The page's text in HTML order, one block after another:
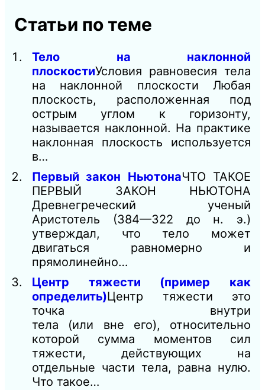
Статьи по теме
Тело на наклонной
плоскостиУсловия равновесия тела
на наклонной плоскости Любая
плоскость, расположенная под
острым углом к горизонту,
называется наклонной. На практике
наклонная плоскость используется
в…
Первый закон НьютонаЧТО ТАКОЕ
ПЕРВЫЙ ЗАКОН НЬЮТОНА
Древнегреческий ученый
Аристотель (384—322 до н. э.)
утверждал, что тело может
двигаться равномерно и
прямолинейно…
Центр тяжести (пример как
определить)Центр тяжести это
точка внутри
тела (или вне его), относительно
которой сумма моментов сил
тяжести, действующих на
отдельные части тела, равна нулю.
Что такое…